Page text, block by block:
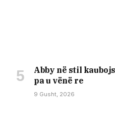
Abby në stil
pa u vënë re
9 Gusht, 2026